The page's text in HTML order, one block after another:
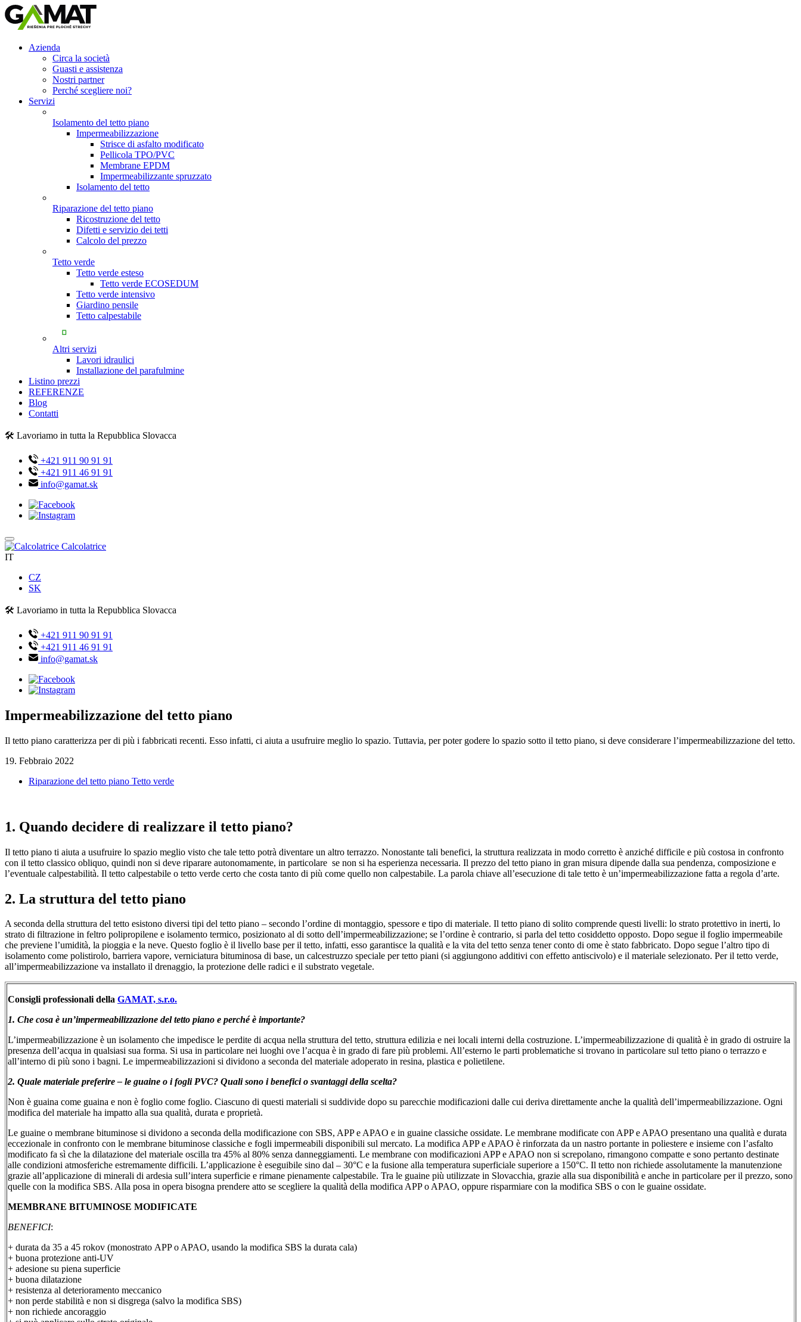
Azienda
Circa la società
Guasti e assistenza
Nostri partner
Perché scegliere noi?
Servizi
Isolamento del tetto piano
Impermeabilizzazione
Strisce di asfalto modificato
Pellicola TPO/PVC
Membrane EPDM
Impermeabilizzante spruzzato
Isolamento del tetto
Riparazione del tetto piano
Ricostruzione del tetto
Difetti e servizio dei tetti
Calcolo del prezzo
Tetto verde
Tetto verde esteso
Tetto verde ECOSEDUM
Tetto verde intensivo
Giardino pensile
Tetto calpestabile
Altri servizi
Lavori idraulici
Installazione del parafulmine
Listino prezzi
REFERENZE
Blog
Contatti
🛠️ Lavoriamo in tutta la Repubblica Slovacca
+421 911 90 91 91
+421 911 46 91 91
info@gamat.sk
Calcolatrice
IT
CZ
SK
🛠️ Lavoriamo in tutta la Repubblica Slovacca
+421 911 90 91 91
+421 911 46 91 91
info@gamat.sk
Impermeabilizzazione del tetto piano
Il tetto piano caratterizza per di più i fabbricati recenti. Esso infatti, ci aiuta a usufruire meglio lo spazio. Tuttavia, per poter godere lo spazio sotto il tetto piano, si deve considerare l’impermeabilizzazione del tetto.
19. Febbraio 2022
Riparazione del tetto piano Tetto verde
1. Quando decidere di realizzare il tetto piano?
Il tetto piano ti aiuta a usufruire lo spazio meglio visto che tale tetto potrà diventare un altro terrazzo. Nonostante tali benefici, la struttura realizzata in modo corretto è anziché difficile e più costosa in confronto
con il tetto classico obliquo, quindi non si deve riparare autonomamente, in particolare se non si ha esperienza necessaria. Il prezzo del tetto piano in gran misura dipende dalla sua pendenza, composizione e
l’eventuale calpestabilità. Il tetto calpestabile o tetto verde certo che costa tanto di più come quello non calpestabile. La parola chiave all’esecuzione di tale tetto è un’impermeabilizzazione fatta a regola d’arte.
2. La struttura del tetto piano
A seconda della struttura del tetto esistono diversi tipi del tetto piano – secondo l’ordine di montaggio, spessore e tipo di materiale. Il tetto piano di solito comprende questi livelli: lo strato protettivo in inerti, lo
strato di filtrazione in feltro polipropilene e isolamento termico, posizionato al di sotto dell’impermeabilizzazione; se l’ordine è contrario, si parla del tetto cosiddetto opposto. Dopo segue il foglio impermeabile
che previene l’umidità, la pioggia e la neve. Questo foglio è il livello base per il tetto, infatti, esso garantisce la qualità e la vita del tetto senza tener conto di ome è stato fabbricato. Dopo segue l’altro tipo di
isolamento come polistirolo, barriera vapore, verniciatura bituminosa di base, un calcestruzzo speciale per tetto piani (si aggiungono additivi con effetto antiscivolo) e il materiale selezionato. Per il tetto verde,
all’impermeabilizzazione va installato il drenaggio, la protezione delle radici e il substrato vegetale.
Consigli professionali della GAMAT, s.r.o.
1. Che cosa è un’impermeabilizzazione del tetto piano e perché è importante?
L’impermeabilizzazione è un isolamento che impedisce le perdite di acqua nella struttura del tetto, struttura edilizia e nei locali interni della costruzione. L’impermeabilizzazione di qualità è in grado di ostruire la
presenza dell’acqua in qualsiasi sua forma. Si usa in particolare nei luoghi ove l’acqua è in grado di fare più problemi. All’esterno le parti problematiche si trovano in particolare sul tetto piano o terrazzo e
all’interno di più sono i bagni. Le impermeabilizzazioni si dividono a seconda del materiale adoperato in resina, plastica e polietilene.
2. Quale materiale preferire – le guaine o i fogli PVC? Quali sono i benefici o svantaggi della scelta?
Non è guaina come guaina e non è foglio come foglio. Ciascuno di questi materiali si suddivide dopo su parecchie modificazioni dalle cui deriva direttamente anche la qualità dell’impermeabilizzazione. Ogni
modifica del materiale ha impatto alla sua qualità, durata e proprietà.
Le guaine o membrane bituminose si dividono a seconda della modificazione con SBS, APP e APAO e in guaine classiche ossidate. Le membrane modificate con APP e APAO presentano una qualità e durata
eccezionale in confronto con le membrane bituminose classiche e fogli impermeabili disponibili sul mercato. La modifica APP e APAO è rinforzata da un nastro portante in poliestere e insieme con l’asfalto
modificato fa sì che la dilatazione del materiale oscilla tra 45% al 80% senza danneggiamenti. Le membrane con modificazioni APP e APAO non si screpolano, rimangono compatte e sono pertanto destinate
alle condizioni atmosferiche estremamente difficili. L’applicazione è eseguibile sino dal – 30°C e la fusione alla temperatura superficiale superiore a 150°C. Il tetto non richiede assolutamente la manutenzione
grazie all’applicazione di minerali di ardesia sull’intera superficie e rimane pienamente calpestabile. Tra le guaine più utilizzate in Slovacchia, grazie alla sua disponibilità e anche in particolare per il prezzo, sono
quelle con la modifica SBS. Alla posa in opera bisogna prendere atto se scegliere la qualità della modifica APP o APAO, oppure risparmiare con la modifica SBS o con le guaine ossidate.
MEMBRANE BITUMINOSE MODIFICATE
BENEFICI:
+ durata da 35 a 45 rokov (monostrato APP o APAO, usando la modifica SBS la durata cala)
+ buona protezione anti-UV
+ adesione su piena superficie
+ buona dilatazione
+ resistenza al deterioramento meccanico
+ non perde stabilità e non si disgrega (salvo la modifica SBS)
+ non richiede ancoraggio